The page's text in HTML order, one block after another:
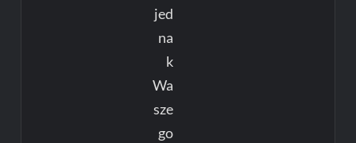
jed
na
k
Wa
sze
go